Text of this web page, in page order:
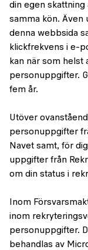
din egen skattning
samma kön. Även
denna webbsida
klickfrekvens i e-
kan när som helst
personuppgifter.
fem år.
Utöver
personuppgifter
Navet samt, för
uppgifter från
om din status i
Inom
inom
personuppgifter.
behandlas av